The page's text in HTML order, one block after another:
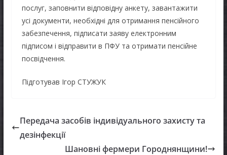
послуг, заповнити відповідну анкету, завантажити
усі документи, необхідні для отримання пенсійного
забезпечення, підписати заяву електронним
підписом і відправити в ПФУ та отримати пенсійне
посвідчення.
Підготував Ігор СТУЖУК
Передача засобів індивідуального захисту та
дезінфекції
Шановні фермери Городнянщини!